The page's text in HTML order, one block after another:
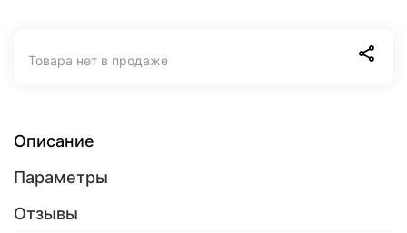
Товара нет в продаже
Описание
Параметры
Отзывы